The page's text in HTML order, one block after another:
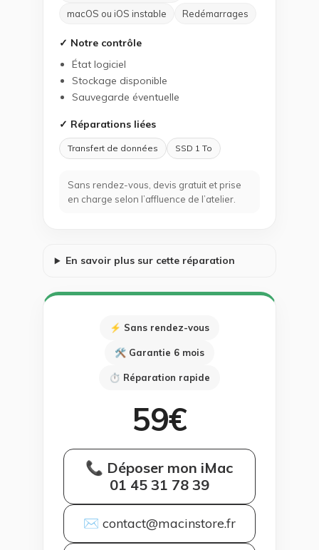
macOS ou iOS instable
Redémarrages
✓ Notre contrôle
État logiciel
Stockage disponible
Sauvegarde éventuelle
✓ Réparations liées
Transfert de données SSD 1 To
Sans rendez-vous, devis gratuit et prise
en charge selon l’affluence de l’atelier.
En savoir plus sur cette réparation
⚡ Sans rendez-vous
🛠 Garantie 6 mois
⏱ Réparation rapide
59€
📞 Déposer mon iMac
01 45 31 78 39
✉ contact@macinstore.fr